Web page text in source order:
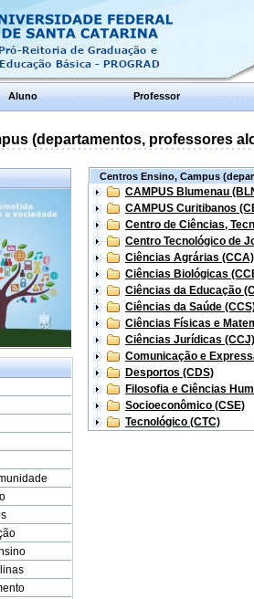
Aluno Professor
(departamentos, professores
Centros Ensino, Campus
CAMPUS Blumenau
CAMPUS Curitibanos
Centro de Ciências,
Centro Tecnológico de
Ciências Agrárias (CCA)
Ciências Biológicas
Ciências da Educação
Ciências da Saúde
Ciências Físicas e
Ciências Jurídicas (CCJ)
Comunicação e
Desportos (CDS)
Filosofia e Ciências
Socioeconômico (CSE)
Tecnológico (CTC)